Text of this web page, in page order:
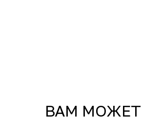
ВАМ МОЖЕТ